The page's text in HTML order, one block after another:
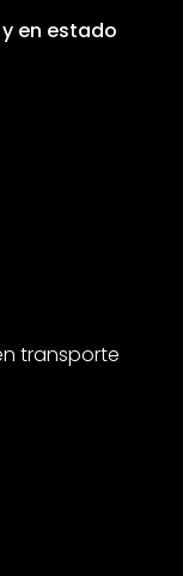
en estado
transporte